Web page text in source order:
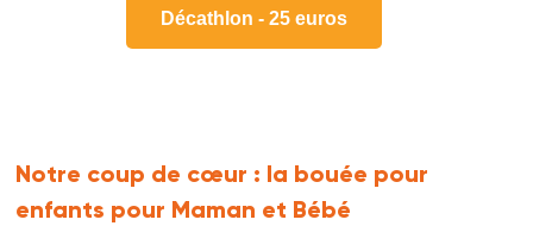
Décathlon - 25 euros
Notre coup de cœur : la bouée pour
enfants pour Maman et Bébé